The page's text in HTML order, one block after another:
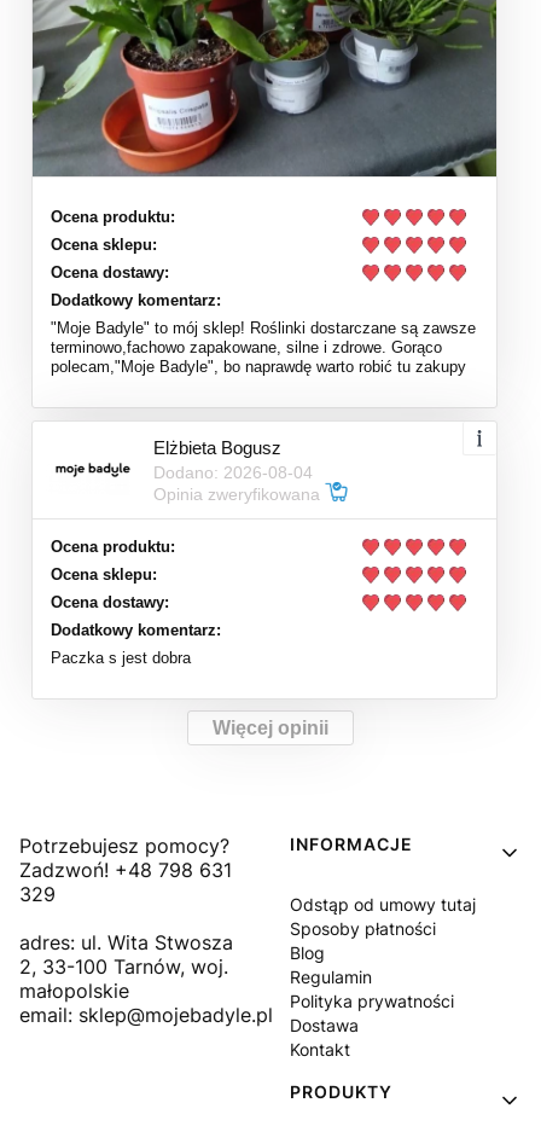
Ocena produktu:
Ocena sklepu:
Ocena dostawy:
Dodatkowy komentarz:
"Moje Badyle" to mój sklep! Roślinki dostarczane są zawsze
terminowo,fachowo zapakowane, silne i zdrowe. Gorąco
polecam,"Moje Badyle", bo naprawdę warto robić tu zakupy
Elżbieta Bogusz
Dodano: 2026-08-04
Opinia zweryfikowana
Ocena produktu:
Ocena sklepu:
Ocena dostawy:
Dodatkowy komentarz:
Paczka s jest dobra
Więcej opinii
Potrzebujesz pomocy?
Zadzwoń! +48 798 631
329
adres: ul. Wita Stwosza
2, 33-100 Tarnów, woj.
małopolskie
email: sklep@mojebadyle.pl
Linki w stopce
INFORMACJE
Odstąp od umowy tutaj
Sposoby płatności
Blog
Regulamin
Polityka prywatności
Dostawa
Kontakt
PRODUKTY